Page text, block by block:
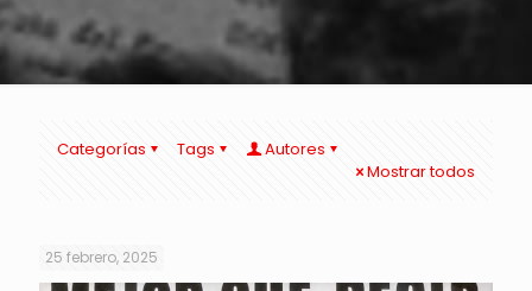
Categorías Tags
Autores
Mostrar todos
25 febrero, 2025